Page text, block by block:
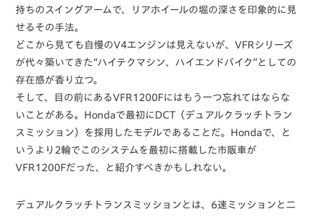
持ちのスイングアームで、リアホイールの堀の深さを印象的に見
せるその手法。
どこから見ても自慢のV4エンジンは見えないが、VFRシリーズ
が代々築いてきた“ハイテクマシン、ハイエンドバイク”としての
存在感が香り立つ。
そして、目の前にあるVFR1200Fにはもう一つ忘れてはならな
いことがある。Hondaで最初にDCT（デュアルクラッチトラン
スミッション）を採用したモデルであることだ。Hondaで、と
いうより2輪でこのシステムを最初に搭載した市販車が
VFR1200Fだった、と紹介すべきかもしれない。
デュアルクラッチトランスミッションとは、6速ミッションと二